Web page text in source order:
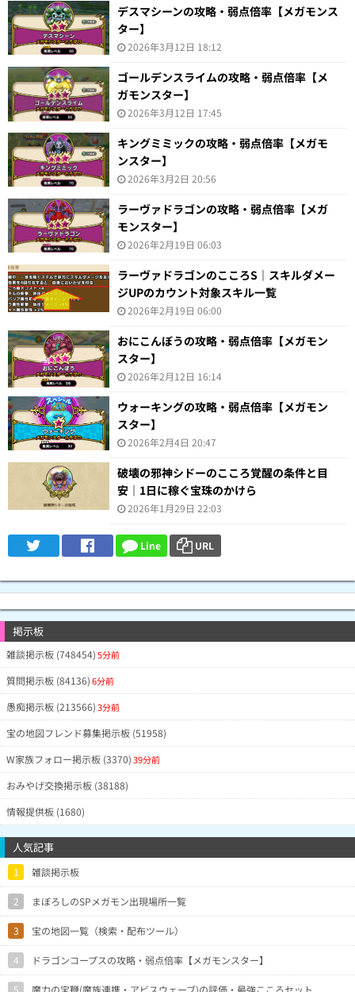
デスマシーンの攻略・弱点倍率【メガモンス
ター】
2026年3月12日 18:12
ゴールデンスライムの攻略・弱点倍率【メ
ガモンスター】
2026年3月12日 17:45
キングミミックの攻略・弱点倍率【メガモ
ンスター】
2026年3月2日 20:56
ラーヴァドラゴンの攻略・弱点倍率【メガ
モンスター】
2026年2月19日 06:03
ラーヴァドラゴンのこころS｜スキルダメー
ジUPのカウント対象スキル一覧
2026年2月19日 06:00
おにこんぼうの攻略・弱点倍率【メガモン
スター】
2026年2月12日 16:14
ウォーキングの攻略・弱点倍率【メガモン
スター】
2026年2月4日 20:47
破壊の邪神シドーのこころ覚醒の条件と目
安｜1日に稼ぐ宝珠のかけら
2026年1月29日 22:03
Line URL
掲示板
雑談掲示板 (748454)5分前
質問掲示板 (84136)6分前
愚痴掲示板 (213566)3分前
宝の地図フレンド募集掲示板 (51958)
W家族フォロー掲示板 (3370)39分前
おみやげ交換掲示板 (38188)
情報提供板 (1680)
人気記事
1 雑談掲示板
2 まぼろしのSPメガモン出現場所一覧
3 宝の地図一覧（検索・配布ツール）
4 ドラゴンコープスの攻略・弱点倍率【メガモンスター】
5 魔力の宝鞭(魔族連携・アビスウェーブ)の評価・最強こころセット